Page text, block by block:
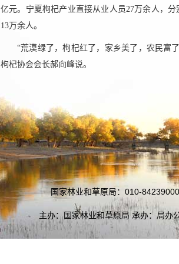
亿元。宁夏枸杞产业直接从业人员27万余人，
13万余人。
“荒漠绿了，枸杞红了，家乡美了，农民富
枸杞协会会长郝向峰说。
国家林业和草原局：010-
主办：国家林业和草原局 承办：局办